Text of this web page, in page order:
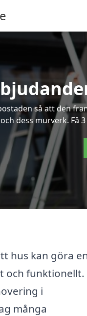
så att den
dess murverk. Få
hus kan göra
och funktionellt.
i
många